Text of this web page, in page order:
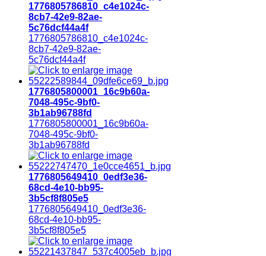
1776805786810_c4e1024c-
8cb7-42e9-82ae-
5c76dcf44a4f
1776805786810_c4e1024c-
8cb7-42e9-82ae-
5c76dcf44a4f
1776805800001_16c9b60a-
7048-495c-9bf0-
3b1ab96788fd
1776805800001_16c9b60a-
7048-495c-9bf0-
3b1ab96788fd
1776805649410_0edf3e36-
68cd-4e10-bb95-
3b5cf8f805e5
1776805649410_0edf3e36-
68cd-4e10-bb95-
3b5cf8f805e5